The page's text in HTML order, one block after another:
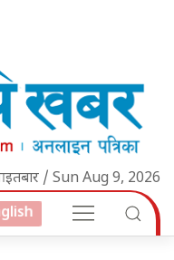
आइतबार / Sun Aug 9, 2026